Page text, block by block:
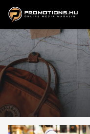
ZENE, FILM & KULT